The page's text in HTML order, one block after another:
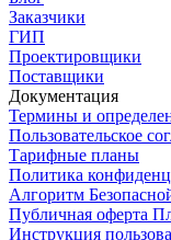
Заказчики
ГИП
Проектировщики
Поставщики
Документация
Термины и
Пользовательское
Тарифные планы
Политика
Алгоритм
Публичная оферта
Инструкция